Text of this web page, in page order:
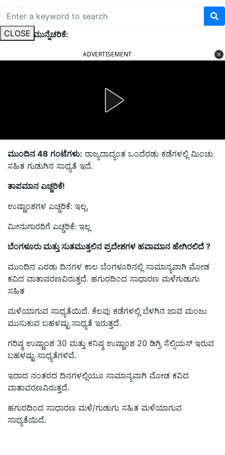
CLOSE
ಮತ್ತು ಕೊಡಗು ಜಿಲ್ಲೆಗಳ ಒಂದೆರಡು ಕಡೆಗಳಲ್ಲಿ ಭಾರಿ ಮಳೆಯಾಗಲಿದೆ.
ಗುಡುಗು ಮುನ್ನೆಚರಿಕೆ:
ADVERTISEMENT
ಮುಂದಿನ 48 ಗಂಟೆಗಳು: ರಾಜ್ಯದಾದ್ಯಂತ ಒಂದೆರಡು ಕಡೆಗಳಲ್ಲಿ ಮಿಂಚು
ಸಹಿತ ಗುಡುಗಿನ ಸಾಧ್ಯತೆ ಇದೆ.
ತಾಪಮಾನ ಎಚ್ಚರಿಕೆ!
ಉಷ್ಣಾಂಶಗಳ ಎಚ್ಚರಿಕೆ: ಇಲ್ಲ.
ಮೀನುಗಾರರಿಗೆ ಎಚ್ಚರಿಕೆ: ಇಲ್ಲ
ಬೆಂಗಳೂರು ಮತ್ತು ಸುತಮುತ್ತಲಿನ ಪ್ರದೇಶಗಳ ಹವಾಮಾನ ಹೇಗಿರಲಿದೆ ?
ಮುಂದಿನ ಎರಡು ದಿನಗಳ ಕಾಲ ಬೆಂಗಳೂರಿನಲ್ಲಿ ಸಾಮಾನ್ಯವಾಗಿ ಮೋಡ
ಕವಿದ ವಾತಾವರಣವಿರುತ್ತದೆ. ಹಗುರದಿಂದ ಸಾಧಾರಣ ಮಳೆಗುಡುಗು
ಸಹಿತ
ಮಳೆಯಾಗುವ ಸಾಧ್ಯತೆಯಿದೆ. ಕೆಲವು ಕಡೆಗಳಲ್ಲಿ ಬೆಳಗಿನ ಜಾವ ಮಂಜು
ಮುಸುಕುವ ಬಹಳಷ್ಟು ಸಾಧ್ಯತೆ ಇರುತ್ತದೆ.
ಗರಿಷ್ಠ ಉಷ್ಣಾಂಶ 30 ಮತ್ತು ಕನಿಷ್ಠ ಉಷ್ಣಾಂಶ 20 ಡಿಗ್ರಿ ಸೆಲ್ಸಿಯಸ್ ಇರುವ
ಬಹಳಷ್ಟು ಸಾಧ್ಯತೆಗಳಿವೆ.
ಇದಾದ ನಂತರದ ದಿನಗಳಲ್ಲಿಯೂ ಸಾಮಾನ್ಯವಾಗಿ ಮೋಡ ಕವಿದ
ವಾತಾವರಣವಿರುತ್ತದೆ.
ಹಗುರದಿಂದ ಸಾಧಾರಣ ಮಳೆ/ಗುಡುಗು ಸಹಿತ ಮಳೆಯಾಗುವ
ಸಾಧ್ಯತೆಯಿದೆ.